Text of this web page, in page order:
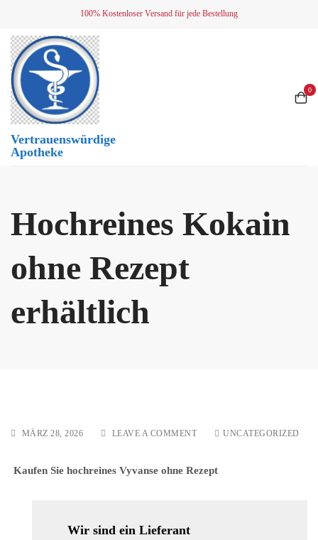
content
100% Kostenloser Versand für jede Bestellung
Vertrauenswürdige
Apotheke
0
Hochreines Kokain
ohne Rezept
erhältlich
MÄRZ 28, 2026 LEAVE A COMMENTON
OHNE
UNCATEGORIZED
Kaufen Sie hochreines Vyvanse ohne Rezept
Wir sind ein Lieferant